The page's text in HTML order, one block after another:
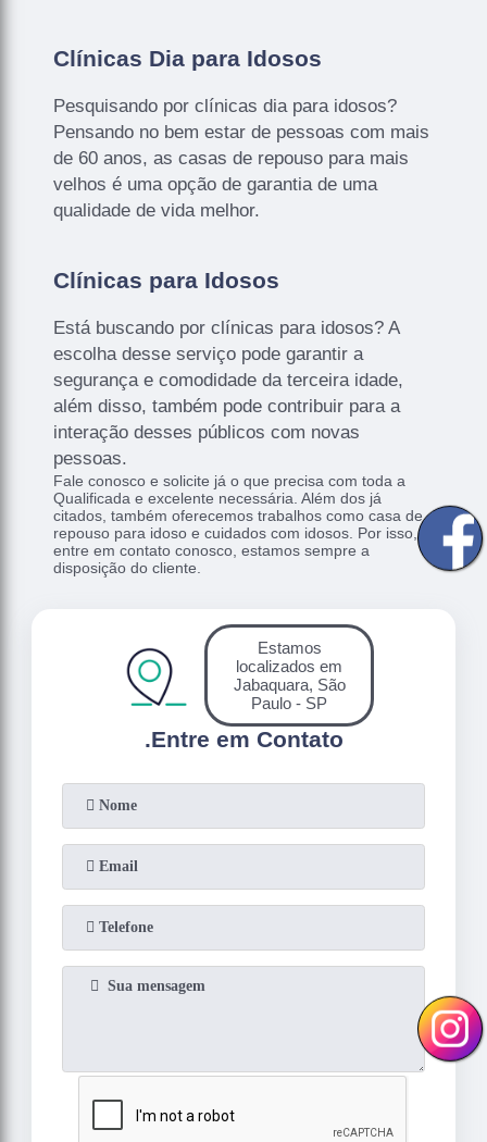
Clínicas Dia para Idosos
Pesquisando por clínicas dia para idosos?
Pensando no bem estar de pessoas com mais
de 60 anos, as casas de repouso para mais
velhos é uma opção de garantia de uma
qualidade de vida melhor.
Clínicas para Idosos
Está buscando por clínicas para idosos? A
escolha desse serviço pode garantir a
segurança e comodidade da terceira idade,
além disso, também pode contribuir para a
interação desses públicos com novas
pessoas.
Fale conosco e solicite já o que precisa com toda a
Qualificada e excelente necessária. Além dos já
citados, também oferecemos trabalhos como casa de
repouso para idoso e cuidados com idosos. Por isso,
entre em contato conosco, estamos sempre a
disposição do cliente.
.Entre em Contato
Estamos
localizados em
Jabaquara, São
Paulo - SP